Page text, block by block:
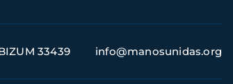
33439 info@manosunidas.org